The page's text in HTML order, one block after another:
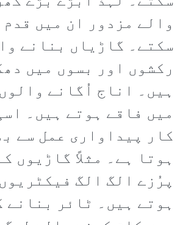
والے مزدور ان میں
سکتے۔ گاڑیاں بنانے
رکشوں اور بسوں میں
ہیں۔ اناج اُگانے
میں فاقے ہوتے ہیں۔
کار پیداواری عمل سے
ہوتا ہے۔ مثلاً گاڑیوں
پرُزے الگ الگ
ہوتے ہیں۔ ٹائر بنانے